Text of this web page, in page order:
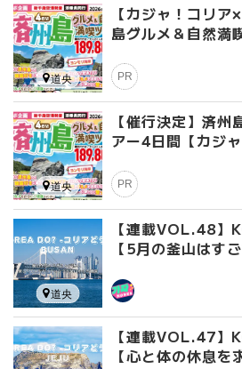
【カジャ！コリ
島グルメ＆自然満
PR
道央
【催行決定】済州
アー4日間【カジ
PR
道央
【連載VOL.48】
【5月の釜山はす
道央
【連載VOL.47】
【心と体の休息を